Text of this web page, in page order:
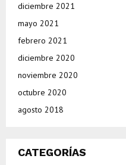
diciembre 2021
mayo 2021
febrero 2021
diciembre 2020
noviembre 2020
octubre 2020
agosto 2018
CATEGORÍAS